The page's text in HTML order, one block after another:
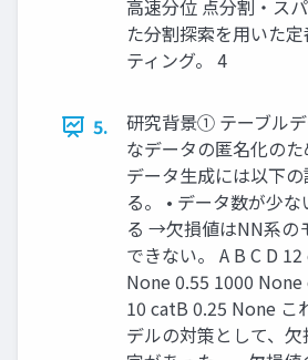
⾼速分位 点分割・ス
た分割探索を⽤いた
ティング。 4
5.
研究背景① テーブル
なデータの匿名化の
データ⽣成には以下
る。 • データ数が少な
る →⽋損値はNN系の
できない。 A B C D
None 0.55 1000
10 catB 0.25 None こ
デルの対策として、